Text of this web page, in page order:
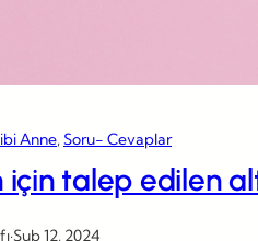
Anne, Soru- Cevaplar
için talep edilen
·Şub 12, 2024